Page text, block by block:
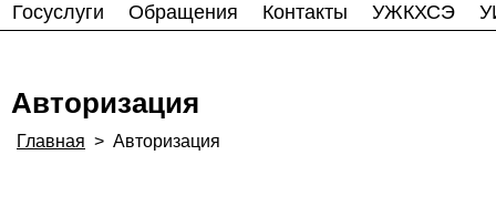
Госуслуги
Обращения Контакты УЖКХСЭ
Авторизация
Главная > Авторизация